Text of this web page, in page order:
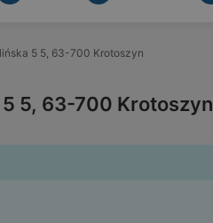
5 5, 63-700 Krotoszyn
5, 63-700 Krotoszyn